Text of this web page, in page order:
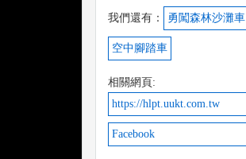
我們還有： 勇闖森林沙灘車
空中腳踏車
相關網頁:
https://hlpt.uukt.com.tw
Facebook